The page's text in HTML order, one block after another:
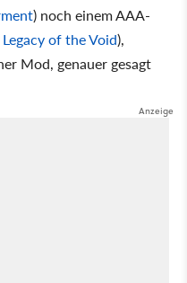
) noch einem AAA-
of the Void),
Mod, genauer gesagt